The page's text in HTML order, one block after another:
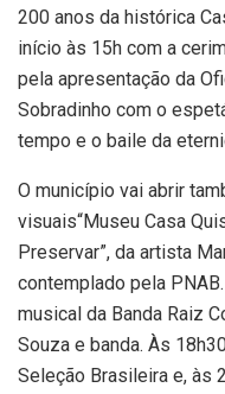
200 anos da histórica
início às 15h com a
pela apresentação da
Sobradinho com o
tempo e o baile da
O município vai abrir
visuais“Museu Casa
Preservar”, da artista
contemplado pela
musical da Banda Raiz
Souza e banda. Às
Seleção Brasileira e, às